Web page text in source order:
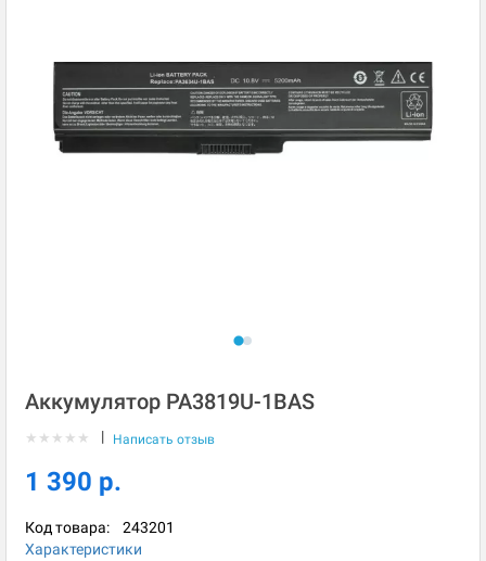
Аккумулятор PA3819U-1BAS
★ ★ ★ ★ ★ | Написать отзыв
1 390 р.
Код товара: 243201
Характеристики